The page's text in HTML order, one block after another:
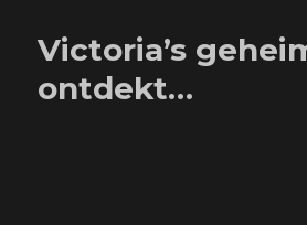
Victoria’s
ontdekt…